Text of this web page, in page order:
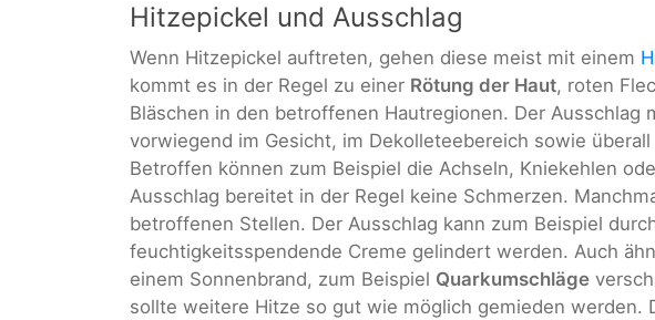
Hitzepickel und Ausschlag
Wenn Hitzepickel auftreten, gehen diese meist mit einem
kommt es in der Regel zu einer Rötung der Haut, roten
Bläschen in den betroffenen Hautregionen. Der Ausschlag
vorwiegend im Gesicht, im Dekolleteebereich sowie
Betroffen können zum Beispiel die Achseln, Kniekehlen
Ausschlag bereitet in der Regel keine Schmerzen.
betroffenen Stellen. Der Ausschlag kann zum Beispiel
feuchtigkeitsspendende Creme gelindert werden. Auch
einem Sonnenbrand, zum Beispiel Quarkumschläge
sollte weitere Hitze so gut wie möglich gemieden werden.